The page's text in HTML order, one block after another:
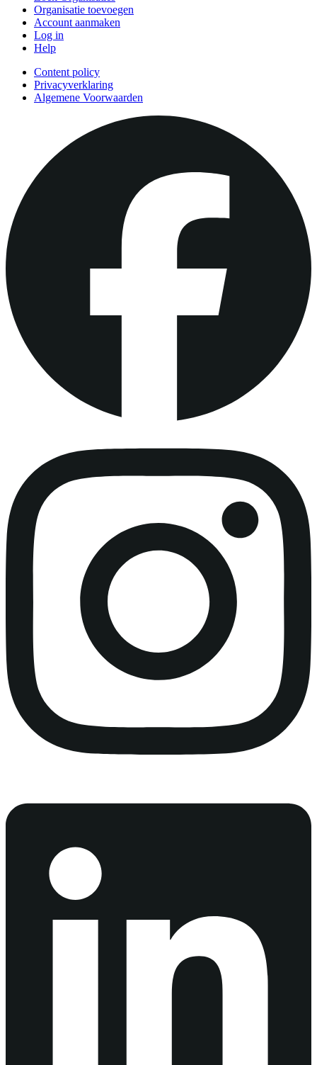
Organisatie toevoegen
Account aanmaken
Log in
Help
Content policy
Privacyverklaring
Algemene Voorwaarden